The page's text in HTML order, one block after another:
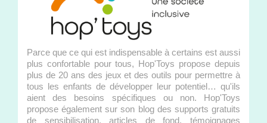
Parce que ce qui est indispensable à certains est aussi
plus confortable pour tous, Hop'Toys propose depuis
plus de 20 ans des jeux et des outils pour permettre à
tous les enfants de développer leur potentiel… qu'ils
aient des besoins spécifiques ou non. Hop'Toys
propose également sur son blog des supports gratuits
de sensibilisation, articles de fond, témoignages